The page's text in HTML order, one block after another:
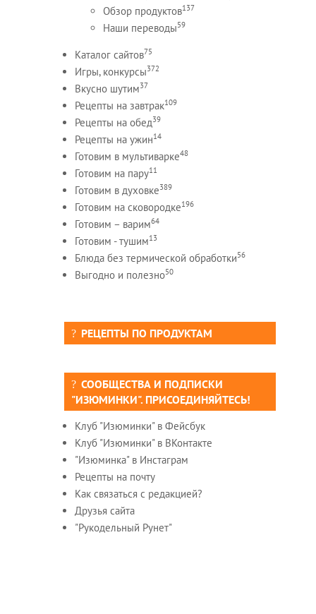
Обзор продуктов137
Наши переводы59
Каталог сайтов75
Игры, конкурсы372
Вкусно шутим37
Рецепты на завтрак109
Рецепты на обед39
Рецепты на ужин14
Готовим в мультиварке48
Готовим на пару11
Готовим в духовке389
Готовим на сковородке196
Готовим – варим64
Готовим - тушим13
Блюда без термической обработки56
Выгодно и полезно50
РЕЦЕПТЫ ПО ПРОДУКТАМ
СООБЩЕСТВА И ПОДПИСКИ
"ИЗЮМИНКИ". ПРИСОЕДИНЯЙТЕСЬ!
Клуб "Изюминки" в Фейсбук
Клуб "Изюминки" в ВКонтакте
"Изюминка" в Инстаграм
Рецепты на почту
Как связаться с редакцией?
Друзья сайта
"Рукодельный Рунет"